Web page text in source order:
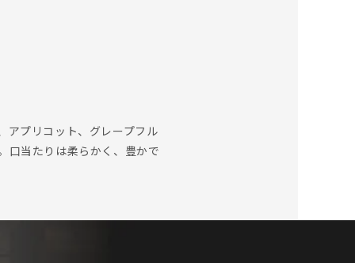
アプリコット、グレープフル
口当たりは柔らかく、豊かで